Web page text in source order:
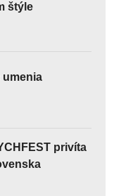
štýle
umenia
privíta